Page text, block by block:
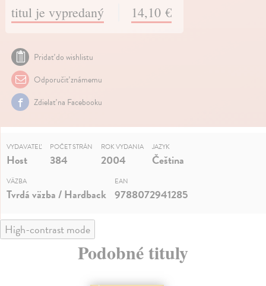
titul je vypredaný 14,10 €
Pridať do wishlistu
Odporučiť známemu
Zdielať na Facebooku
VYDAVATEĽ
Host
POČET STRÁN
384
ROK VYDANIA
2004
JAZYK
Čeština
VÄZBA
Tvrdá väzba / Hardback
EAN
9788072941285
High-contrast mode
Podobné tituly